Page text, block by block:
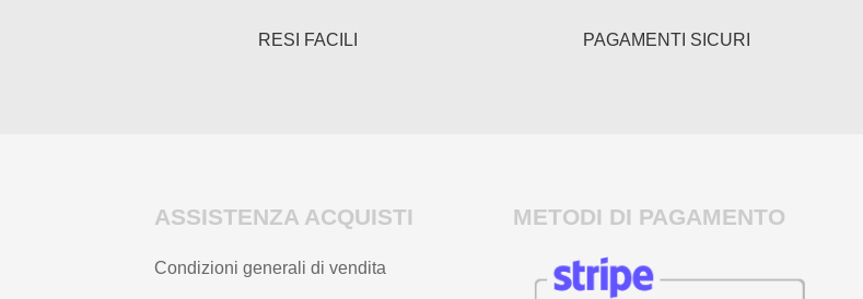
del
RESI FACILI PAGAMENTI SICURI
ASSISTENZA ACQUISTI
Condizioni generali di vendita
METODI DI PAGAMENTO